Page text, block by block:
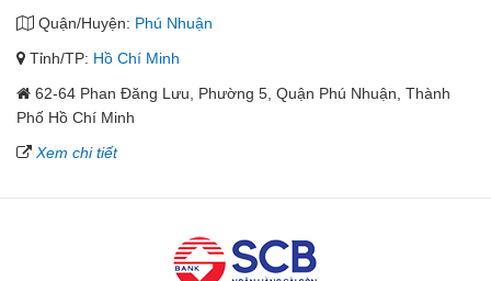
Quận/Huyện: Phú Nhuận
Tỉnh/TP: Hồ Chí Minh
62-64 Phan Đăng Lưu, Phường 5, Quận Phú Nhuận, Thành
Phố Hồ Chí Minh
Xem chi tiết